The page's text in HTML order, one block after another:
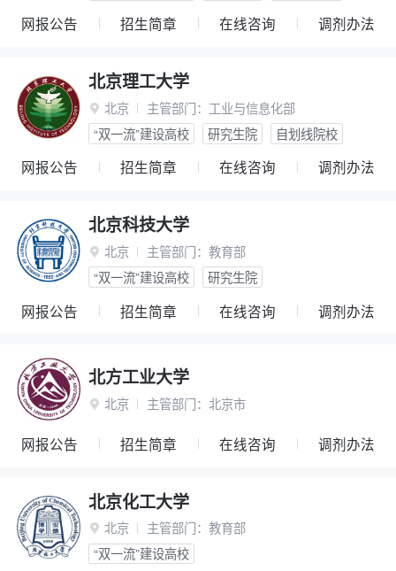
网报公告 招生简章 在线咨询 调剂办法
北京理工大学
 北京 主管部门： 工业与信息化部
“双一流”建设高校
研究生院 自划线院校
网报公告 招生简章 在线咨询 调剂办法
北京科技大学
 北京 主管部门： 教育部
“双一流”建设高校
研究生院
网报公告 招生简章 在线咨询 调剂办法
北方工业大学
 北京 主管部门： 北京市
网报公告 招生简章 在线咨询 调剂办法
北京化工大学
 北京 主管部门： 教育部
“双一流”建设高校